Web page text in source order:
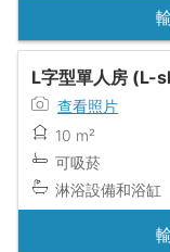
L字型單人房 (L-
查看照片
10 m²
可吸菸
淋浴設備和浴缸